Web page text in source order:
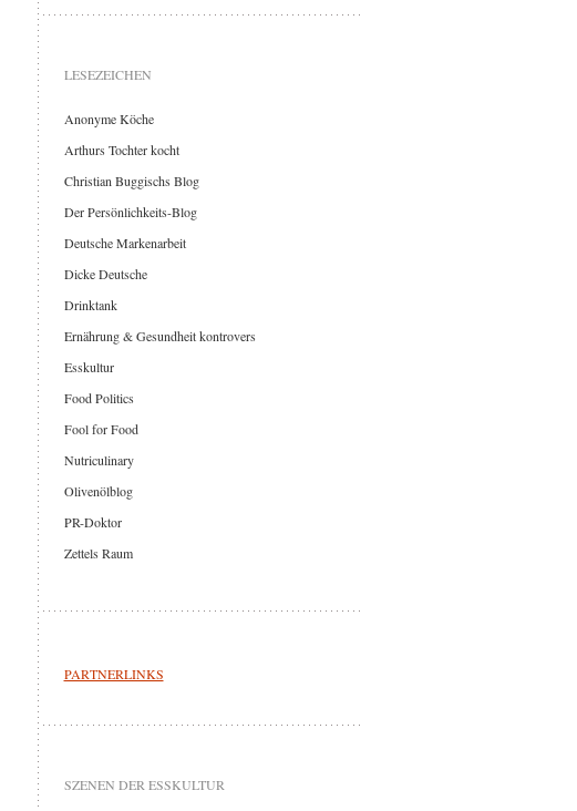
LESEZEICHEN
Anonyme Köche
Arthurs Tochter kocht
Christian Buggischs Blog
Der Persönlichkeits-Blog
Deutsche Markenarbeit
Dicke Deutsche
Drinktank
Ernährung & Gesundheit kontrovers
Esskultur
Food Politics
Fool for Food
Nutriculinary
Olivenölblog
PR-Doktor
Zettels Raum
PARTNERLINKS
SZENEN DER ESSKULTUR